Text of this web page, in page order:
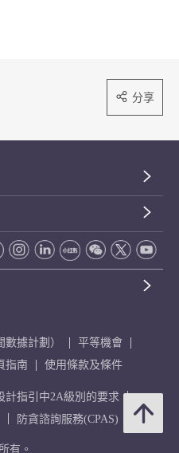
分享
據計劃）
平等機會
指南 使用條款及條件
計指引中2A級別的要求
防貪諮詢服務(CPAS)
有。